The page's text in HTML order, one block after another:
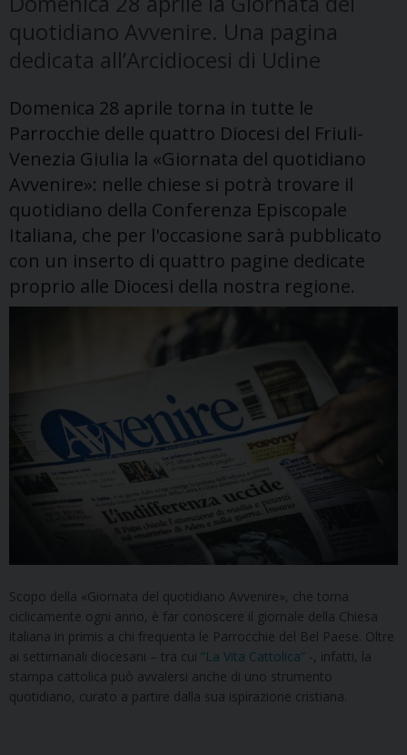
quotidiano Avvenire. Una pagina
dedicata all’Arcidiocesi di Udine
Domenica 28 aprile torna in tutte le
Parrocchie delle quattro Diocesi del Friuli-
Venezia Giulia la «Giornata del quotidiano
Avvenire»: nelle chiese si potrà trovare il
quotidiano della Conferenza Episcopale
Italiana, che per l'occasione sarà pubblicato
con un inserto di quattro pagine dedicate
proprio alle Diocesi della nostra regione.
Scopo della «Giornata del quotidiano Avvenire», che torna
ciclicamente ogni anno, è far conoscere il giornale della Chiesa
italiana in primis a chi frequenta le Parrocchie del Bel Paese. Oltre
ai settimanali diocesani – tra cui “La Vita Cattolica” -, infatti, la
stampa cattolica può avvalersi anche di uno strumento
quotidiano, curato a partire dalla sua ispirazione cristiana.